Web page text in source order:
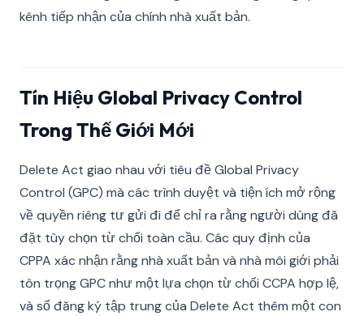
kênh tiếp nhận của chính nhà xuất bản.
Tín Hiệu Global Privacy Control
Trong Thế Giới Mới
Delete Act giao nhau với tiêu đề Global Privacy
Control (GPC) mà các trình duyệt và tiện ích mở rộng
về quyền riêng tư gửi đi để chỉ ra rằng người dùng đã
đặt tùy chọn từ chối toàn cầu. Các quy định của
CPPA xác nhận rằng nhà xuất bản và nhà môi giới phải
tôn trọng GPC như một lựa chọn từ chối CCPA hợp lệ,
và sổ đăng ký tập trung của Delete Act thêm một con